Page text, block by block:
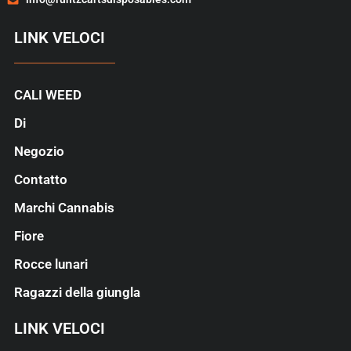
LINK VELOCI
CALI WEED
Di
Negozio
Contatto
Marchi Cannabis
Fiore
Rocce lunari
Ragazzi della giungla
LINK VELOCI